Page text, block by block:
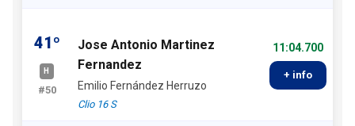
41º
H
#50
Jose Antonio Martinez
Fernandez
Emilio Fernández Herruzo
Clio 16 S
11:04.700
+ info